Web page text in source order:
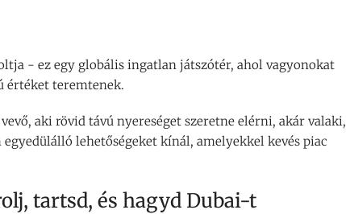
- ez egy globális ingatlan játszótér, ahol vagyonokat
értéket teremtenek.
aki rövid távú nyereséget szeretne elérni, akár valaki,
lehetőségeket kínál, amelyekkel kevés piac
tartsd, és hagyd Dubai-t